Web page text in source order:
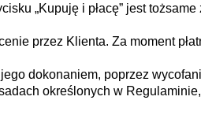
„Kupuję i płacę” jest
przez Klienta. Za moment
dokonaniem, poprzez
określonych w